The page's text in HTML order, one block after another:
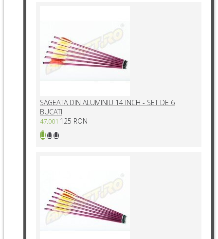
SAGEATA DIN ALUMINIU 14 INCH - SET DE 6
BUCATI
47.001 125 RON